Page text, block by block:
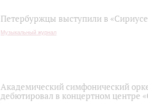
Петербуржцы выступили в
Музыкальный журнал
Академический симфонический
дебютировал в концертном центре